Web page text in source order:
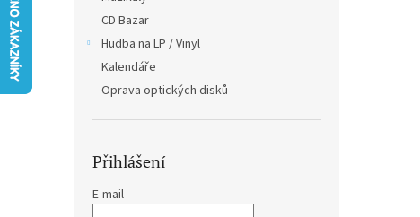
CD Bazar
Hudba na LP / Vinyl
Kalendáře
Oprava optických disků
Přihlášení
E-mail